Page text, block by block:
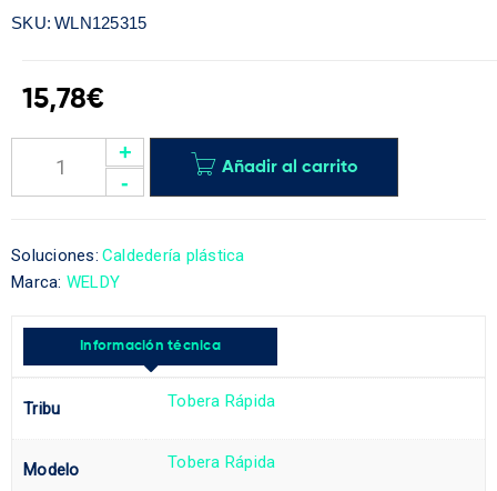
SKU: WLN125315
15,78€
Añadir al carrito
Soluciones: Caldedería plástica
Marca: WELDY
Información técnica
Tribu Tobera Rápida
Modelo Tobera Rápida